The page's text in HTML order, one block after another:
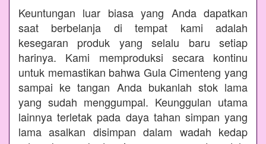
Keuntungan luar biasa yang Anda dapatkan
saat berbelanja di tempat kami adalah
kesegaran produk yang selalu baru setiap
harinya. Kami memproduksi secara kontinu
untuk memastikan bahwa Gula Cimenteng yang
sampai ke tangan Anda bukanlah stok lama
yang sudah menggumpal. Keunggulan utama
lainnya terletak pada daya tahan simpan yang
lama asalkan disimpan dalam wadah kedap